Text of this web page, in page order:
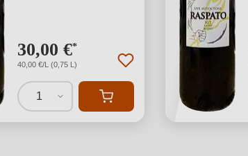
30,00 €*
40,00 €/L (0,75 L)
1